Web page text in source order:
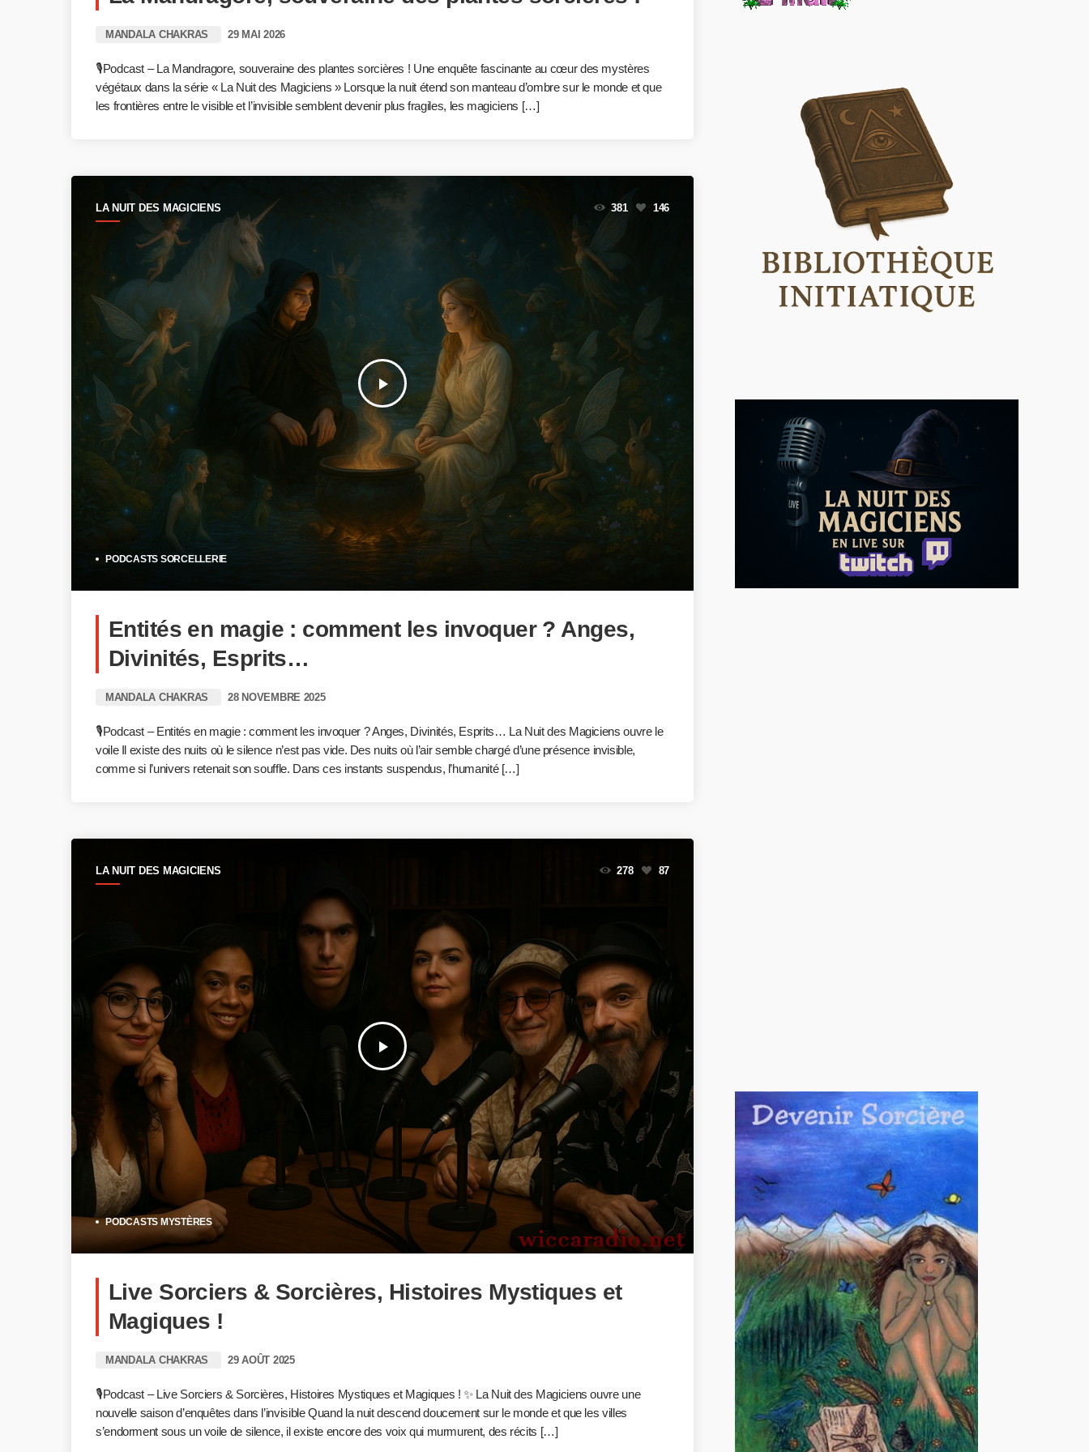
MANDALA CHAKRAS 29 MAI 2026
🎙️Podcast – La Mandragore, souveraine des plantes sorcières ! Une enquête fascinante au cœur des mystères
végétaux dans la série « La Nuit des Magiciens » Lorsque la nuit étend son manteau d’ombre sur le monde et que
les frontières entre le visible et l’invisible semblent devenir plus fragiles, les magiciens […]
LA NUIT DES MAGICIENS
play_arrow
381 146
PODCASTS SORCELLERIE
Entités en magie : comment les invoquer ? Anges,
Divinités, Esprits…
MANDALA CHAKRAS 28 NOVEMBRE 2025
🎙️Podcast – Entités en magie : comment les invoquer ? Anges, Divinités, Esprits… La Nuit des Magiciens ouvre le
voile Il existe des nuits où le silence n’est pas vide. Des nuits où l’air semble chargé d’une présence invisible,
comme si l’univers retenait son souffle. Dans ces instants suspendus, l’humanité […]
LA NUIT DES MAGICIENS
play_arrow
278 87
PODCASTS MYSTÈRES
Live Sorciers & Sorcières, Histoires Mystiques et
Magiques !
MANDALA CHAKRAS 29 AOÛT 2025
🎙️Podcast – Live Sorciers & Sorcières, Histoires Mystiques et Magiques ! ✨ La Nuit des Magiciens ouvre une
nouvelle saison d’enquêtes dans l’invisible Quand la nuit descend doucement sur le monde et que les villes
s’endorment sous un voile de silence, il existe encore des voix qui murmurent, des récits […]